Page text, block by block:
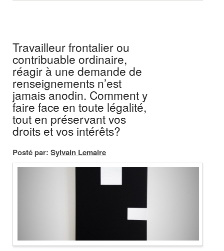
Travailleur frontalier ou
contribuable ordinaire,
réagir à une demande de
renseignements n’est
jamais anodin. Comment y
faire face en toute légalité,
tout en préservant vos
droits et vos intérêts?
Posté par: Sylvain Lemaire